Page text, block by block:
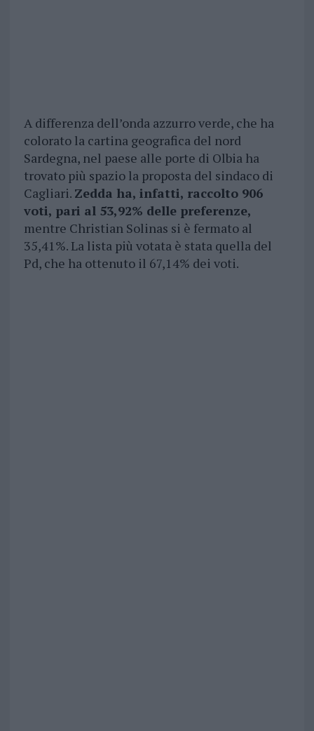
A differenza dell’onda azzurro verde, che ha
colorato la cartina geografica del nord
Sardegna, nel paese alle porte di Olbia ha
trovato più spazio la proposta del sindaco di
Cagliari. Zedda ha, infatti, raccolto 906
voti, pari al 53,92% delle preferenze,
mentre Christian Solinas si è fermato al
35,41%. La lista più votata è stata quella del
Pd, che ha ottenuto il 67,14% dei voti.